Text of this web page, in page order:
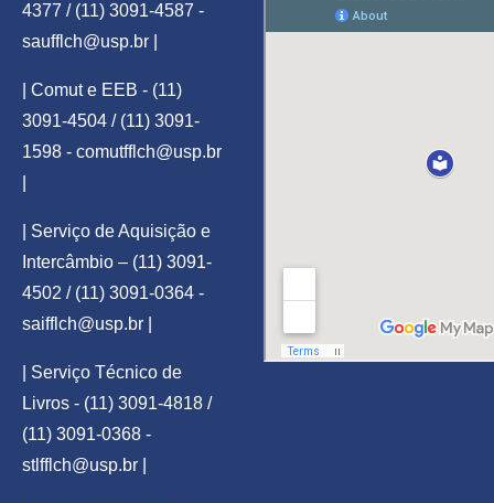
4377 / (11) 3091-4587 -
saufflch@usp.br
| Comut e EEB - (11)
3091-4504 / (11) 3091-
1598 - comutfflch@usp.br
| Serviço de Aquisição e
Intercâmbio – (11) 3091-
4502 / (11) 3091-0364 -
saifflch@usp.br
| Serviço Técnico de
Livros - (11) 3091-4818 /
(11) 3091-0368 -
stlfflch@usp.br